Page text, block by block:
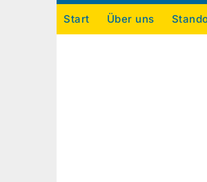
Start Über uns